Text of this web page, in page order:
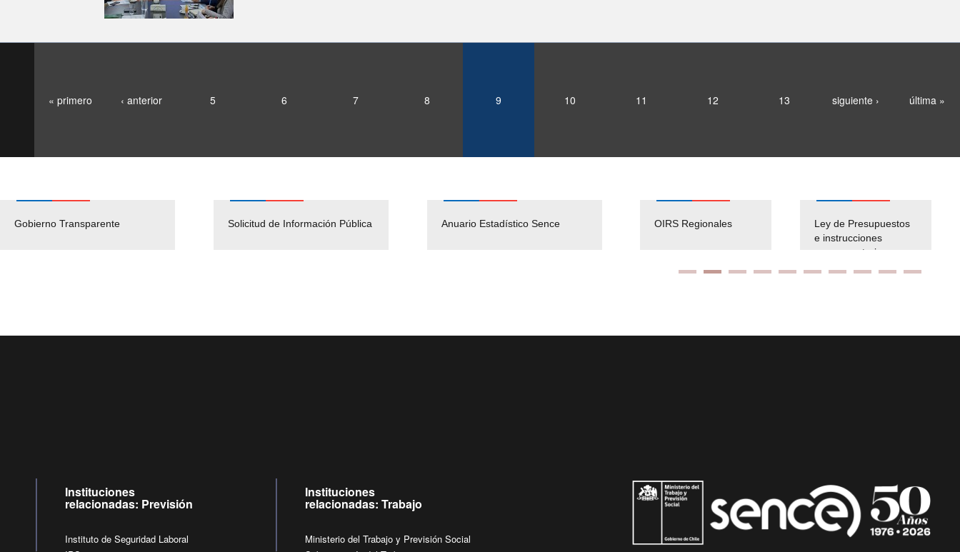
« primero ‹ anterior 5 6 7 8 9 10 11 12 13 siguiente › última »
Gobierno Transparente Solicitud de Información Pública Anuario Estadístico Sence
Pago Proveedores
Empleos Públicos
Solicitud Audiencias y
OIRS Regionales
Ley de Presupuestos
e instrucciones
presuspuetarias
Instituciones
relacionadas: Previsión
Instituto de Seguridad Laboral
Instituciones
relacionadas: Trabajo
Ministerio del Trabajo y Previsión Social